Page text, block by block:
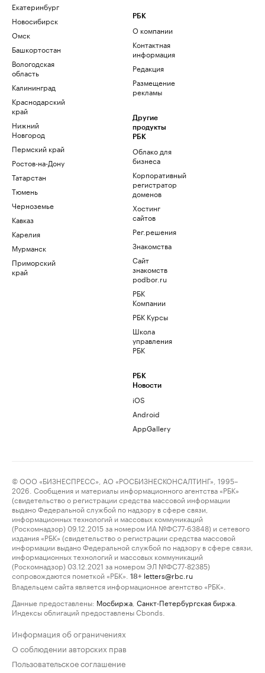
Екатеринбург
Новосибирск
Омск
Башкортостан
Вологодская
область
Калининград
Краснодарский
край
Нижний
Новгород
Пермский край
Ростов-на-Дону
Татарстан
Тюмень
Черноземье
Кавказ
Карелия
Мурманск
Приморский
край
РБК
О компании
Контактная
информация
Редакция
Размещение
рекламы
Другие
продукты
РБК
Облако для
бизнеса
Корпоративный
регистратор
доменов
Хостинг
сайтов
Рег.решения
Знакомства
Сайт
знакомств
podbor.ru
РБК
Компании
РБК Курсы
Школа
управления
РБК
РБК
Новости
iOS
Android
AppGallery
© ООО «БИЗНЕСПРЕСС», АО «РОСБИЗНЕСКОНСАЛТИНГ», 1995–
2026. Сообщения и материалы информационного агентства «РБК»
(свидетельство о регистрации средства массовой информации
выдано Федеральной службой по надзору в сфере связи,
информационных технологий и массовых коммуникаций
(Роскомнадзор) 09.12.2015 за номером ИА №ФС77-63848) и сетевого
издания «РБК» (свидетельство о регистрации средства массовой
информации выдано Федеральной службой по надзору в сфере связи,
информационных технологий и массовых коммуникаций
(Роскомнадзор) 03.12.2021 за номером ЭЛ №ФС77-82385)
сопровождаются пометкой «РБК».
18+ letters@rbc.ru
Владельцем сайта является информационное агентство «РБК».
Данные предоставлены: Мосбиржа Санкт-Петербургская биржа
Индексы облигаций предоставлены Cbonds.
Информация об ограничениях
О соблюдении авторских прав
Пользовательское соглашение